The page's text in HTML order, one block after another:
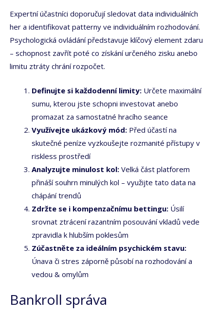
Expertní účastníci doporučují sledovat data individuálních
her a identifikovat patterny ve individuálním rozhodování.
Psychologická ovládání představuje klíčový element zdaru
– schopnost zavřít poté co získání určeného zisku anebo
limitu ztráty chrání rozpočet.
Definujte si každodenní limity: Určete maximální
sumu, kterou jste schopni investovat anebo
promazat za samostatné hracího seance
Využívejte ukázkový mód: Před účastí na
skutečné peníze vyzkoušejte rozmanité přístupy v
riskless prostředí
Analyzujte minulost kol: Velká část platforem
přináší souhrn minulých kol – využijte tato data na
chápání trendů
Zdržte se i kompenzačnímu bettingu: Úsilí
srovnat ztrácení razantním posouvání vkladů vede
zpravidla k hlubším poklesům
Zúčastněte za ideálním psychickém stavu:
Únava či stres záporně působí na rozhodování a
vedou & omylům
Bankroll správa